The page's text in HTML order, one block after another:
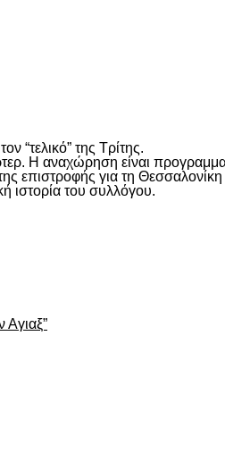
“τελικό” της Τρίτης.
Η αναχώρηση είναι
επιστροφής για τη
ιστορία του συλλόγου.
Αγιαξ”